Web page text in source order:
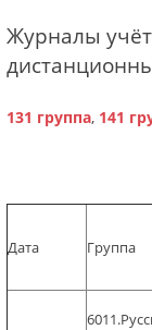
Журналы
131 группа, 141
Дата Группа